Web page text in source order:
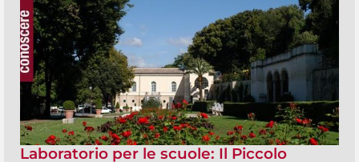
Laboratorio per le scuole: Il Piccolo